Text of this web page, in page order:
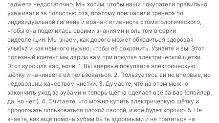
гаджета недостаточно. Мы хотим, чтобы наши покупатели правильно
ухаживали за полостью рта, поэтому пригласили тренера по
индивидуальной гигиене и врача-гигиениста стоматологического,
чтобы она поделилась своими знаниями и опытом в серии
видеолекции. Мы знаем, как дорого может обходиться здоровая
улыбка и как немного нужно, чтобы её сохранить. Узнайте и вы! Этот
полезный контент мы дарим вам при покупке электрической щётки.
Этот курс для вас, если: 1. Вы впервые покупаете электрическую
щётку и начинаете ей пользоваться. 2. Пользуетесь ей не впервые, но
недовольны качеством чистки. 3. Думаете, что на этом можно
закончить уход за зубами и теперь щётка сделает всё за вас (спойлер:
да, но нет!). 4. Считаете, что можно купить электрическую щётку и
продолжать пользоваться плохой пастой, и всё будет хорошо. 5. Не
знаете, как ещё помочь зубам быть здоровыми и не тратиться на